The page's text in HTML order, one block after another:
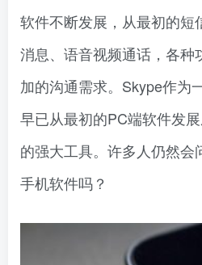
软件不断发展，从最初的短
消息、语音视频通话，各种
加的沟通需求。Skype作为
早已从最初的PC端软件发
的强大工具。许多人仍然会
手机软件吗？